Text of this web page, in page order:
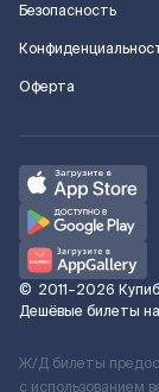
Безопасность
Оферта
© 2011–2026
Дешёвые билеты на
Ж/Д билеты
с